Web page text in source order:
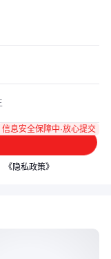
信息安全保障中·放心提交
《隐私政策》